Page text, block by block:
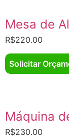
Mesa de
R$220.00
Solicitar
Máquina
R$230.00